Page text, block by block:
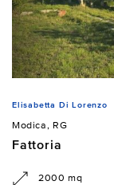
Elisabetta Di Lorenzo
Modica, RG
Fattoria
2000 mq